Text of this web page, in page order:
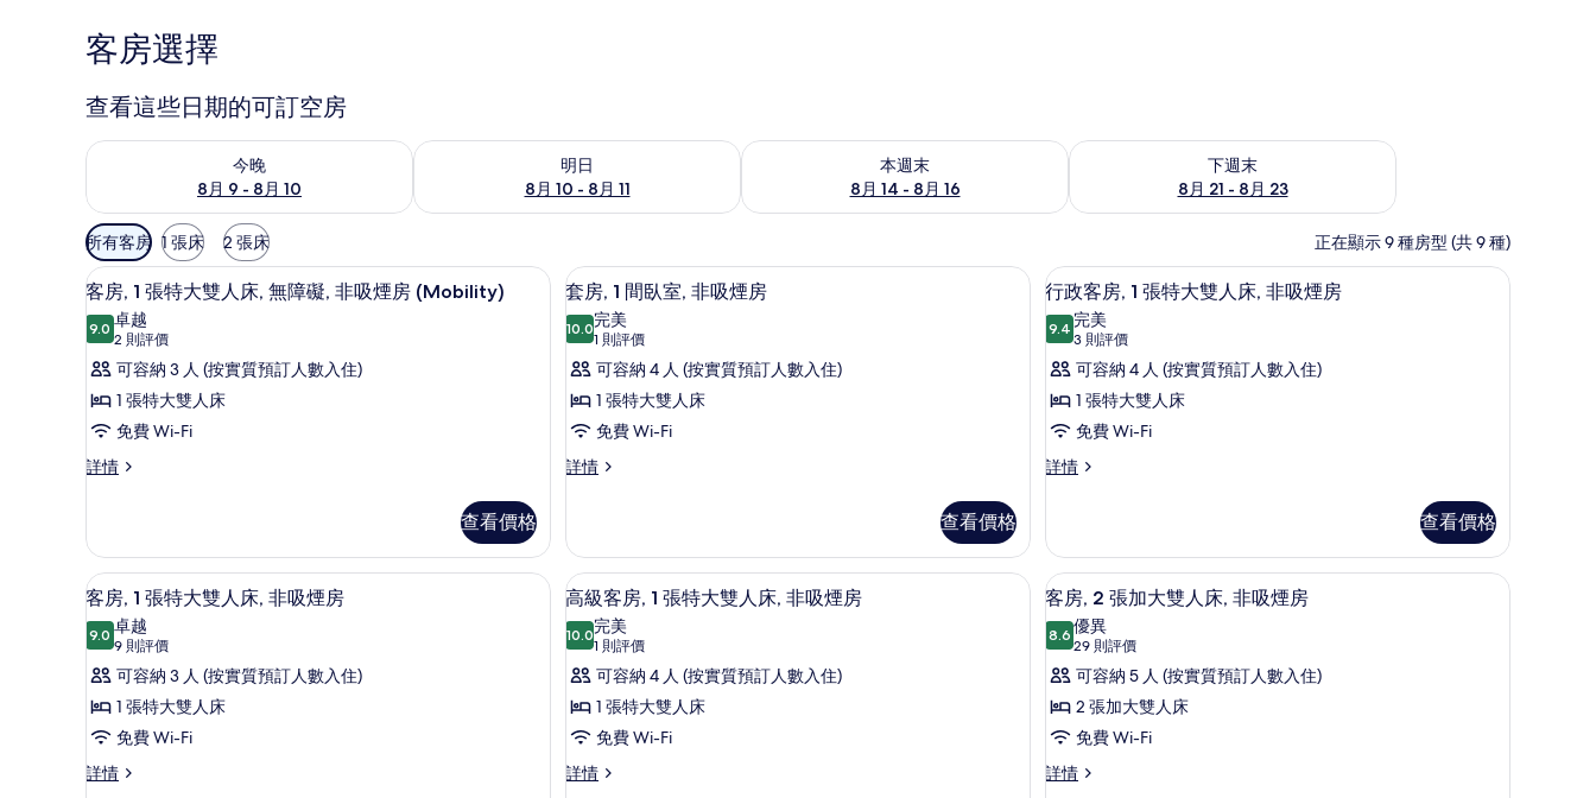
客房選擇
查看這些日期的可訂空房
今晚
8月 9 - 8月 10
查看今晚 8月 9 - 8月 10的可訂空房
明日
8月 10 - 8月 11
查看明日 8月 10 - 8月 11的可訂空房
本週末
8月 14 - 8月 16
查看本週末 8月 14 - 8月 16的可訂空房
下週末
8月 21 - 8月 23
查看下週末 8月 21 - 8月 23的可訂空房
可
用
嘅
客
房
篩
選
件
所有客房 1 張床 2 張床 正在顯示 9 種房型 (共 9 種)
載
入
所
有
客
房,
1
大
雙
人
床,
無
障
礙,
非
書桌、手提電腦工作空間、熨斗/熨衫板、摺床/加床 (收費)
6
客房, 1 張特大雙人床, 無障礙, 非吸煙房 (Mobility)
9.09.0 分，滿分 10 分
卓越
2 則評價
(2
則
評
價)
可容納 3 人 (按實質預訂人數入住)
1 張特大雙人床
免費 Wi-Fi
詳情
客
特
大
雙
床,
障
礙,
吸
煙
房
查看價格
載
入
所
有
套
房,
1
室,
非
吸
煙
房
的
相
片
套房, 1 間臥室, 非吸煙房 | 書桌、手提電腦工作空間、熨斗/熨衫板、摺床/加床 (收費)
7
套房, 1 間臥室, 非吸煙房
10.010.0 分，滿分 10 分
完美
1 則評價
(1
則
評
價)
可容納 4 人 (按實質預訂人數入住)
1 張特大雙人床
免費 Wi-Fi
詳情
套
臥
室,
非
煙
詳
情
查看價格
載
入
所
有
行
政
客
張
特
大
雙
人
床,
非
吸
行政客房, 1 張特大雙人床, 非吸煙房 | 書桌、
6
行政客房, 1 張特大雙人床, 非吸煙房
9.49.4 分，滿分 10 分
完美
3 則評價
(3
則
評
價)
可容納 4 人 (按實質預訂人數入住)
1 張特大雙人床
免費 Wi-Fi
詳情
行
1
張
特
雙
床,
非
煙
房
詳
查看價格
載
入
所
有
客
房,
1
書桌、手提電腦工作空間、熨斗/熨衫板、摺床/加床 (收費)
10
客房, 1 張特大雙人床, 非吸煙房
9.09.0 分，滿分 10 分
卓越
9 則評價
(9
則
評
價)
可容納 3 人 (按實質預訂人數入住)
1 張特大雙人床
免費 Wi-Fi
詳情
客
載
入
所
有
高
級
客
高級客房, 1 張特大雙人床, 非吸煙房 | 書桌、手提電腦工作空間、熨斗/熨衫板、摺床/加床 (收費)
8
高級客房, 1 張特大雙人床, 非吸煙房
10.010.0 分，滿分 10 分
完美
1 則評價
(1
則
評
價)
可容納 4 人 (按實質預訂人數入住)
1 張特大雙人床
免費 Wi-Fi
詳情
高
載
入
所
有
客
房,
2
客房, 2 張加大雙人床, 非吸煙房 | 書桌、手
8
客房, 2 張加大雙人床, 非吸煙房
8.68.6 分，滿分 10 分
優異
29 則評價
(29
則
評
價)
可容納 5 人 (按實質預訂人數入住)
2 張加大雙人床
免費 Wi-Fi
詳情
客